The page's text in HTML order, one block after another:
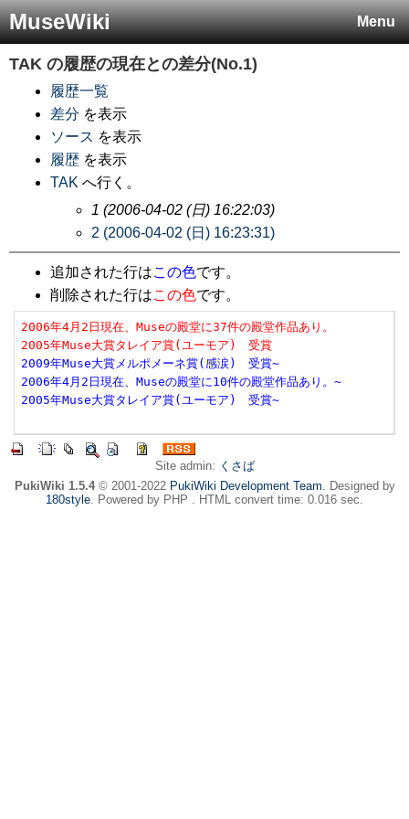
Menu
MuseWiki
TAK の履歴の現在との差分(No.1)
履歴一覧
差分 を表示
ソース を表示
履歴 を表示
TAK へ行く。
1 (2006-04-02 (日) 16:22:03)
2 (2006-04-02 (日) 16:23:31)
追加された行はこの色です。
削除された行はこの色です。
2006年4月2日現在、Museの殿堂に37件の殿堂作品あり。
2005年Muse大賞タレイア賞(ユーモア)　受賞
2009年Muse大賞メルポメーネ賞(感涙)　受賞~
2006年4月2日現在、Museの殿堂に10件の殿堂作品あり。~
2005年Muse大賞タレイア賞(ユーモア)　受賞~
Site admin: くさば
PukiWiki 1.5.4© 2001-2022 PukiWiki Development Team. Designed by
180style. Powered by PHP . HTML convert time: 0.016 sec.